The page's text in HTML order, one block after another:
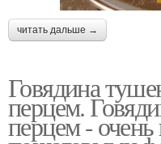
читать дальше →
Говядина
перцем.
перцем - очень